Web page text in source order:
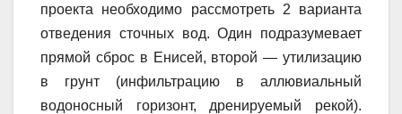
проекта необходимо рассмотреть 2 варианта
отведения сточных вод. Один подразумевает
прямой сброс в Енисей, второй — утилизацию
в грунт (инфильтрацию в аллювиальный
водоносный горизонт, дренируемый рекой).